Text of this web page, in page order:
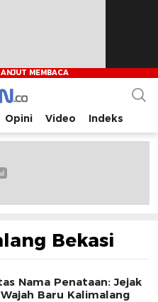
bagi pembaca
Opini Video Indeks
Bekasi
Nama Penataan: Jejak
Baru Kalimalang